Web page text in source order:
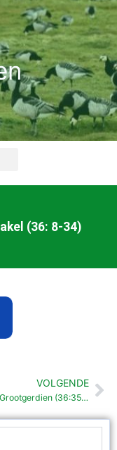
(36: 8-34)
VOLGENDE
Exodus n Grootgerdien (36:35-38)